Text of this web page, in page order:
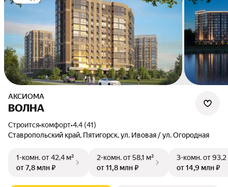
АКСИОМА
ВОЛНА
Строится•комфорт•4.4 (41)
Ставропольский край, Пятигорск, ул. Ивовая / ул. Огородная
1-комн.от 42,4 м²
от 7,8 млн ₽
2-комн.от 58,1 м²
от 11,8 млн ₽
3-комн.от 93,2
от 14,9 млн ₽